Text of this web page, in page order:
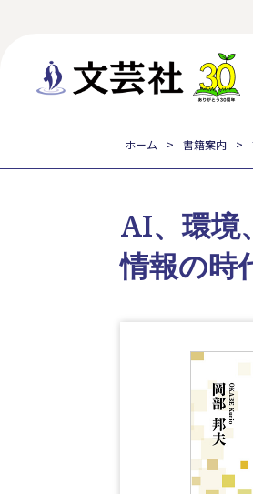
ホーム 書籍案内
AI、環境
情報の時